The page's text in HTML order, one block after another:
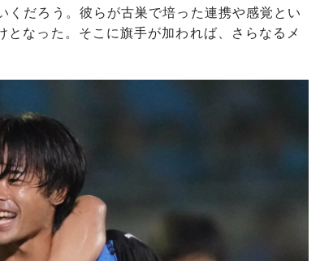
くだろう。彼らが古巣で培った連携や感覚とい
なった。そこに旗手が加われば、さらなるメ